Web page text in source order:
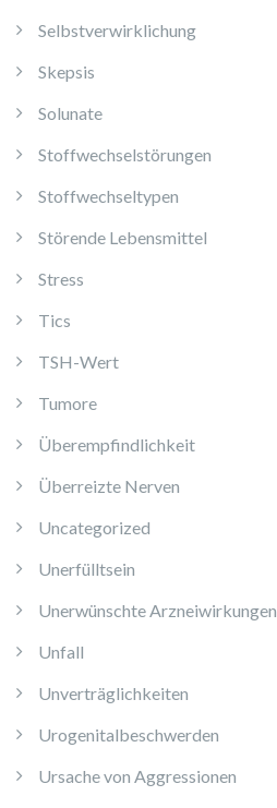
Selbstverwirklichung
Skepsis
Solunate
Stoffwechselstörungen
Stoffwechseltypen
Störende Lebensmittel
Stress
Tics
TSH-Wert
Tumore
Überempfindlichkeit
Überreizte Nerven
Uncategorized
Unerfülltsein
Unerwünschte Arzneiwirkungen
Unfall
Unverträglichkeiten
Urogenitalbeschwerden
Ursache von Aggressionen